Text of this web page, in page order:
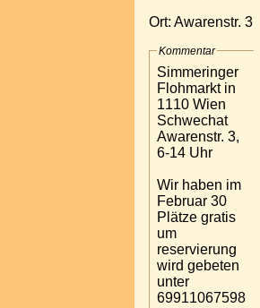
Ort: Awarenstr. 3
Kommentar
Simmeringer
Flohmarkt in
1110 Wien
Schwechat
Awarenstr. 3,
6-14 Uhr
Wir haben im
Februar 30
Plätze gratis
um
reservierung
wird gebeten
unter
69911067598